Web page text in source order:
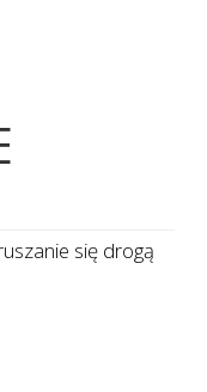
się drogą